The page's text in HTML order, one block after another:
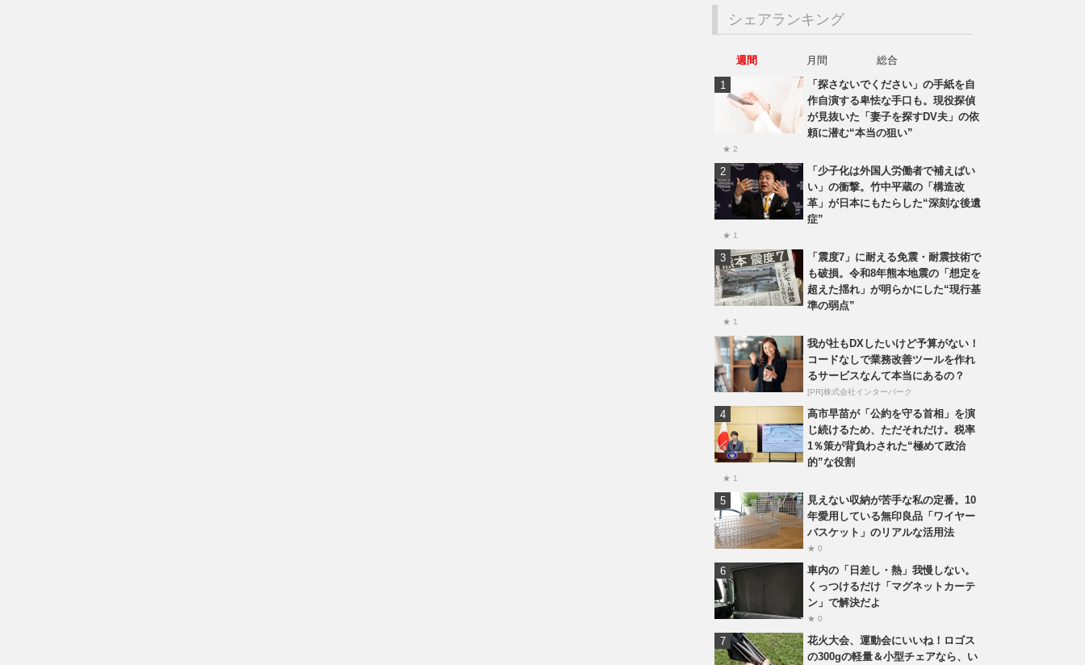
シェアランキング
週間 月間
総合
「探さないでください」の手紙を自
作自演する卑怯な手口も。現役探偵
が見抜いた「妻子を探すDV夫」の依
頼に潜む“本当の狙い”
★ 2
「少子化は外国人労働者で補えばい
い」の衝撃。竹中平蔵の「構造改
革」が日本にもたらした“深刻な後遺
症”
★ 1
「震度7」に耐える免震・耐震技術で
も破損。令和8年熊本地震の「想定を
超えた揺れ」が明らかにした“現行基
準の弱点”
★ 1
我が社もDXしたいけど予算がない！
コードなしで業務改善ツールを作れ
るサービスなんて本当にあるの？
[PR]株式会社インターパーク
高市早苗が「公約を守る首相」を演
じ続けるため、ただそれだけ。税率
1％策が背負わされた“極めて政治
的”な役割
★ 1
見えない収納が苦手な私の定番。10
年愛用している無印良品「ワイヤー
バスケット」のリアルな活用法
★ 0
車内の「日差し・熱」我慢しない。
くっつけるだけ「マグネットカーテ
ン」で解決だよ
★ 0
花火大会、運動会にいいね！ロゴス
の300gの軽量＆小型チェアなら、い